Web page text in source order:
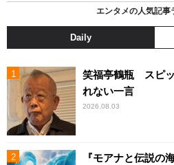
エンタメの人気記事
Daily
笑福亭鶴瓶 スピ
れない一言
2026.08.03
『モアナと伝説の